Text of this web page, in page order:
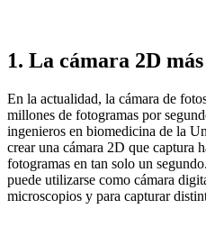
1. La cámara 2D
En la actualidad, la cámara de
millones de fotogramas por
ingenieros en biomedicina de la
crear una cámara 2D que captura
fotogramas en tan solo un
puede utilizarse como cámara
microscopios y para capturar